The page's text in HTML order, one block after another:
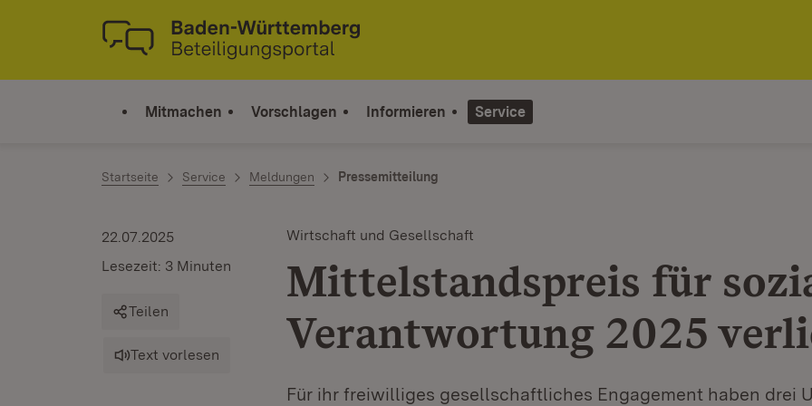
Zum Inhalt springen
Link zur Startseite
Mitmachen Vorschlagen Informieren Service
Startseite Service Meldungen Pressemitteilung
Wirtschaft und Gesellschaft
Mittelstandspreis für
Verantwortung 2025
Für ihr freiwilliges gesellschaftliches Engagement haben drei
22.07.2025
Lesezeit: 3 Minuten
Teilen
Text vorlesen